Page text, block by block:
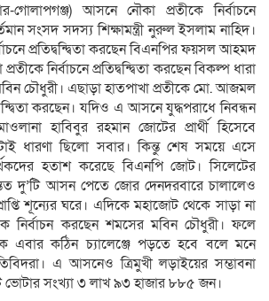
গোলাপগঞ্জ) আসনে নৌকা প্রতীকে নির্বাচনে
সংসদ সদস্য শিক্ষামন্ত্রী নুরুল ইসলাম নাহিদ।
প্রতিদ্বন্দ্বিতা করছেন বিএনপির ফয়সল আহমদ
নির্বাচনে প্রতিদ্বন্দ্বিতা করছেন বিকল্প ধারা
চৌধুরী। এছাড়া হাতপাখা প্রতীকে মো. আজমল
করছেন। যদিও এ আসনে যুদ্ধপরাধে নিবন্ধন
হাবিবুর রহমান জোটের প্রার্থী হিসেবে
ধারণা ছিলো সবার। কিন্তু শেষ সময়ে এসে
হতাশ করেছে বিএনপি জোট। সিলেটের
দু’টি আসন পেতে জোর দেনদরবারে চালালেও
শূন্যের ঘরে। এদিকে মহাজোট থেকে সাড়া না
নির্বাচন করছেন শমসের মবিন চৌধুরী। ফলে
এবার কঠিন চ্যালেঞ্জে পড়তে হবে বলে মনে
এ আসনেও ত্রিমুখী লড়াইয়ের সম্ভাবনা
সংখ্যা ৩ লাখ ৯৩ হাজার ৮৮৫ জন।